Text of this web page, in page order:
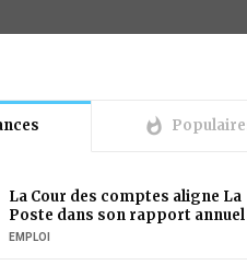
whatshot
La Cour des comptes aligne La
Poste dans son rapport annuel
EMPLOI